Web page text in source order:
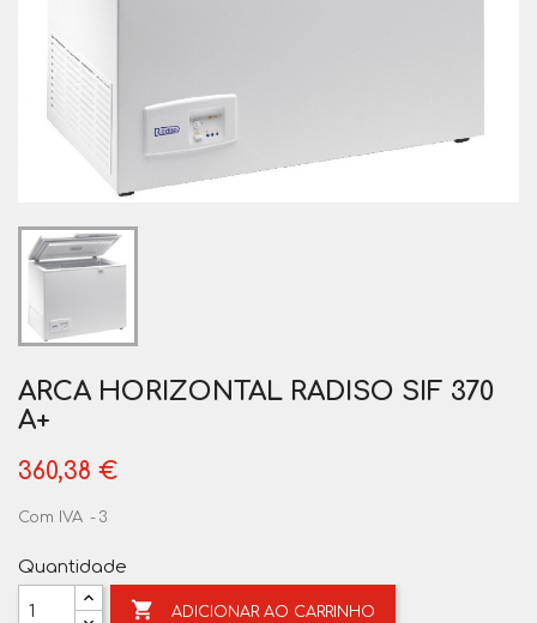
ARCA HORIZONTAL RADISO SIF 370
A+
360,38 €
Com IVA 3
Quantidade
 ADICIONAR AO CARRINHO